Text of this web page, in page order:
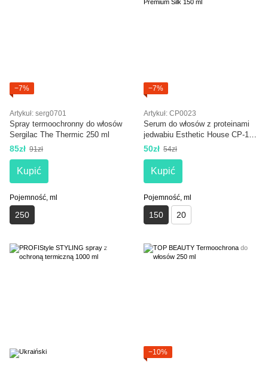
−7%
Artykuł: serg0701
Spray termoochronny do włosów
Sergilac The Thermic 250 ml
85zł 91zł
Kupić
Pojemność, ml
250
−7%
Artykuł: CP0023
Serum do włosów z proteinami
jedwabiu Esthetic House CP-1
Premium Silk 150 ml
50zł 54zł
Kupić
Pojemność, ml
150 20
−10%